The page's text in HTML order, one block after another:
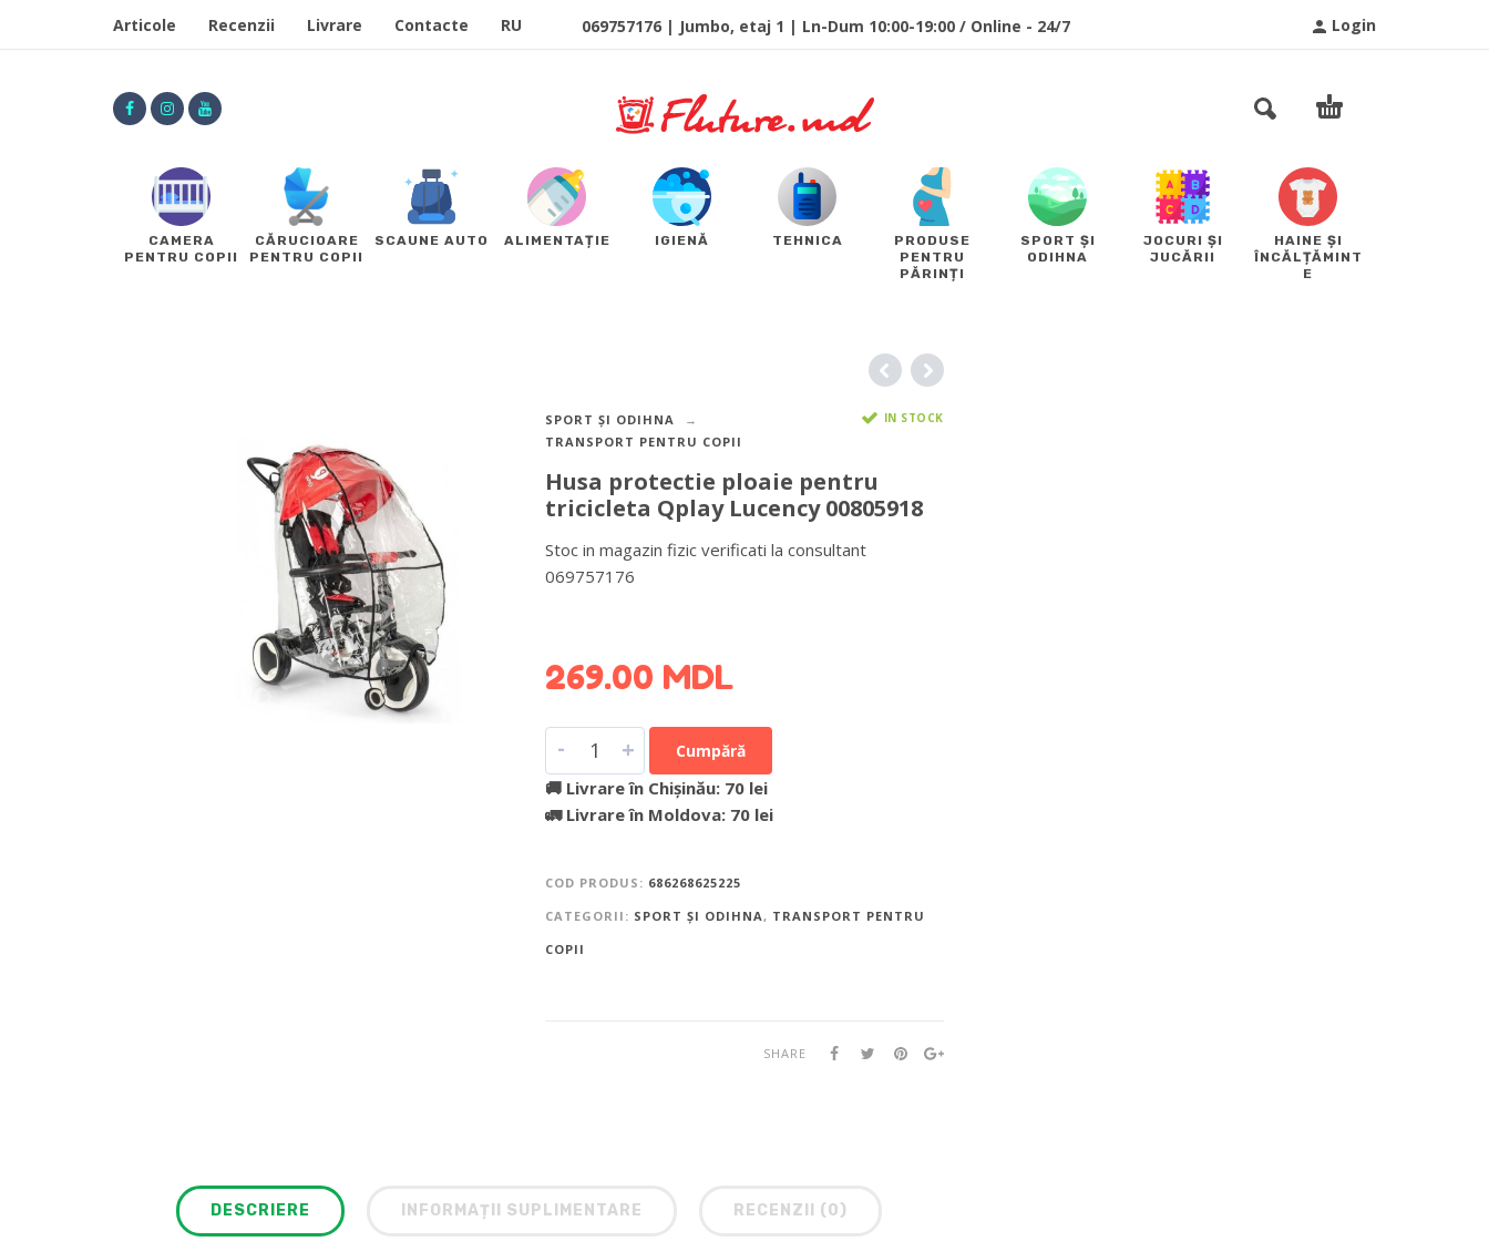
Login
Articole Recenzii Livrare Contacte RU 069757176 | Jumbo, etaj 1 | Ln-Dum 10:00-19:00 / Online - 24/7
CAMERA
PENTRU COPII
CĂRUCIOARE
PENTRU COPII
SCAUNE AUTO ALIMENTAȚIE IGIENĂ TEHNICA
PRODUSE
PENTRU
PĂRINȚI
SPORT ȘI
ODIHNA
JOCURI ȘI
JUCĂRII
HAINE ȘI
ÎNCĂLȚĂMINT
E
SPORT ȘI ODIHNA
TRANSPORT PENTRU COPII
IN STOCK
Husa protectie ploaie pentru
tricicleta Qplay Lucency 00805918
Stoc in magazin fizic verificati la consultant
069757176
269.00 MDL
- + Cumpără
🚚 Livrare în Chișinău: 70 lei
🚛 Livrare în Moldova: 70 lei
COD PRODUS: 686268625225
CATEGORII: SPORT ȘI ODIHNA , TRANSPORT PENTRU
COPII
SHARE
DESCRIERE INFORMAȚII SUPLIMENTARE RECENZII (0)